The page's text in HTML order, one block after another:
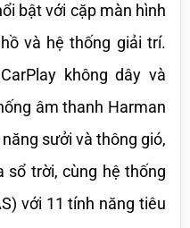
bật với cặp màn hình
và hệ thống giải trí.
không dây và
âm thanh Harman
sưởi và thông gió,
sổ trời, cùng hệ thống
với 11 tính năng tiêu